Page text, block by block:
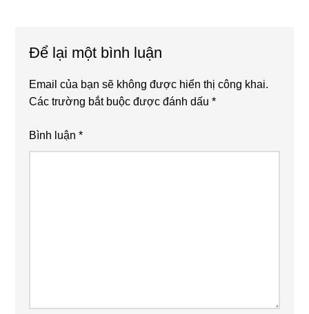
Để lại một bình luận
Email của bạn sẽ không được hiển thị công khai.
Các trường bắt buộc được đánh dấu*
Bình luận*